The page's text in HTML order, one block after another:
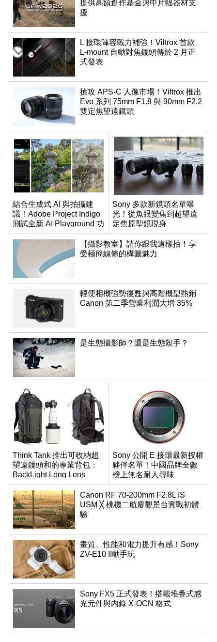
提供高額創作基金與中片幅器材支
援
L 接環陣容戰力補強！Viltrox 首款
L-mount 自動對焦鏡頭傳於 2 月正
式發表
搶攻 APS-C 人像市場！Viltrox 推出
Evo 系列 75mm F1.8 與 90mm F2.2
雙定焦望遠鏡頭
結合生成式 AI 與拍攝建
議！Adobe Project Indigo
測試全新 AI Playground 功
能
Sony 多款新鏡頭名單曝
光！從魚眼變焦到超望遠
定焦原型鏡現身
【攝影教室】請你跟我這樣拍！享
受極簡線條的構圖魅力
輕便相機強勢復甦與高階機型熱銷
Canon 第二季營業利潤大增 35%
是生態攝影師？還是生態殺手？
Think Tank 推出可收納超
望遠鏡頭和的專業背包：
BackLight Long Lens
Backpack
Sony 公開 E 接環最新授權
夥伴名單！中國品牌全數
榜上無名耐人尋味
Canon RF 70-200mm F2.8L IS
USM ╳ 桃機二航廈觀景台實戰初體
驗
畫質、性能和電力提升有感！Sony
ZV-E10 II動手玩
Sony FX5 正式發表！搭載堆疊式感
光元件與內錄 X-OCN 格式